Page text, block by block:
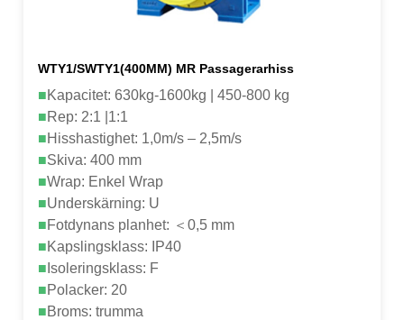
WTY1/SWTY1(400MM) MR Passagerarhiss
■Kapacitet: 630kg-1600kg | 450-800 kg
■Rep: 2:1 |1:1
■Hisshastighet: 1,0m/s – 2,5m/s
■Skiva: 400 mm
■Wrap: Enkel Wrap
■Underskärning: U
■Fotdynans planhet: ＜0,5 mm
■Kapslingsklass: IP40
■ Isoleringsklass: F
■Polacker: 20
■Broms: trumma